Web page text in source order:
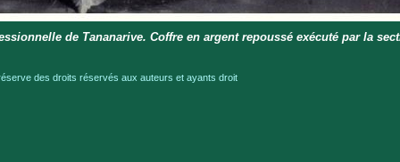
de Tananarive. Coffre en argent repoussé exécuté par la
des droits réservés aux auteurs et ayants droit